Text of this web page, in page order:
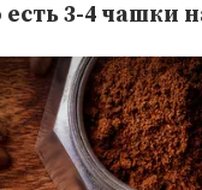
3-4 чашки